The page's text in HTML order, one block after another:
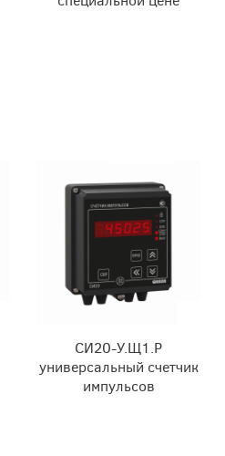
СИ20-У.Щ1.Р
универсальный счетчик
импульсов